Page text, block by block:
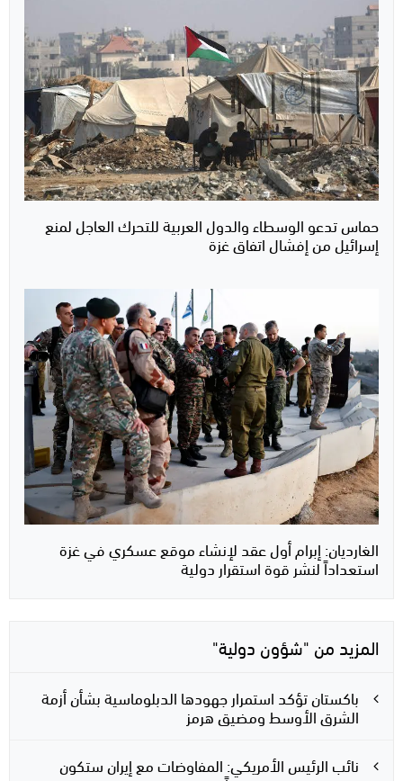
حماس تدعو الوسطاء والدول العربية للتحرك العاجل لمنع
إسرائيل من إفشال اتفاق غزة
الغارديان: إبرام أول عقد لإنشاء موقع عسكري في غزة
استعداداً لنشر قوة استقرار دولية
المزيد من "شؤون دولية"
باكستان تؤكد استمرار جهودها الدبلوماسية بشأن أزمة
الشرق الأوسط ومضيق هرمز
نائب الرئيس الأمريكي: المفاوضات مع إيران ستكون